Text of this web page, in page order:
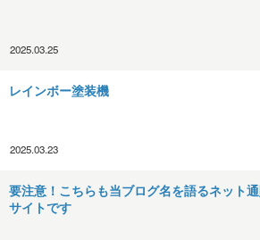
2025.03.25
レインボー塗装機
2025.03.23
要注意！こちらも当ブログ名を語るネット
サイトです